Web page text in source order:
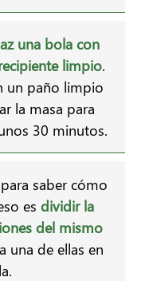
una bola con
limpio.
un paño limpio
la masa para
30 minutos.
saber cómo
es dividir la
del mismo
una de ellas en